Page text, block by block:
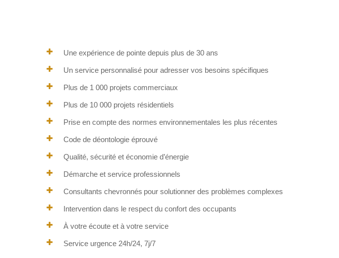
Une expérience de pointe depuis plus de 30 ans
Un service personnalisé pour adresser vos besoins spécifiques
Plus de 1 000 projets commerciaux
Plus de 10 000 projets résidentiels
Prise en compte des normes environnementales les plus récentes
Code de déontologie éprouvé
Qualité, sécurité et économie d’énergie
Démarche et service professionnels
Consultants chevronnés pour solutionner des problèmes complexes
Intervention dans le respect du confort des occupants
À votre écoute et à votre service
Service urgence 24h/24, 7j/7